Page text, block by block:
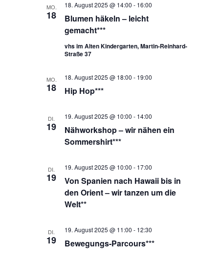
MO.
18
Blumen häkeln – leicht
gemacht***
18. August 2025 @ 14:00 - 16:00
vhs im Alten Kindergarten, Martin-Reinhard-
Straße 37
MO.
18 Hip Hop***
18. August 2025 @ 18:00 - 19:00
DI.
19
Nähworkshop – wir nähen ein
Sommershirt***
19. August 2025 @ 10:00 - 14:00
DI.
19
Von Spanien nach Hawaii bis in
den Orient – wir tanzen um die
Welt**
19. August 2025 @ 10:00 - 17:00
DI.
19 Bewegungs-Parcours***
19. August 2025 @ 11:00 - 12:30